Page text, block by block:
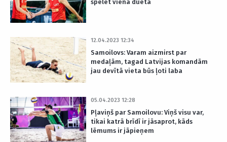
spēlēt vienā duetā
12.04.2023 12:34
Samoilovs: Varam aizmirst par
medaļām, tagad Latvijas komandām
jau devītā vieta būs ļoti laba
05.04.2023 12:28
Pļaviņš par Samoilovu: Viņš visu var,
tikai katrā brīdī ir jāsaprot, kāds
lēmums ir jāpieņem